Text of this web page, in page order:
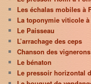
Les échalas mobiles à
La toponymie viticole
Le Paisseau
L’arrachage des ceps
Chanson des
Le bénaton
Le pressoir horizontal